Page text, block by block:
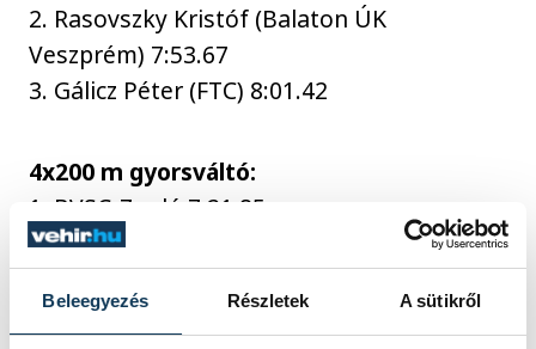
Beleegyezés Részletek A sütikről
2. Rasovszky Kristóf (Balaton ÚK
Veszprém) 7:53.67
3. Gálicz Péter (FTC) 8:01.42
4x200 m gyorsváltó:
1. BVSC-Zugló 7:21.85 perc
2. Balaton ÚK Veszprém 7:27.00
3. Kaposvári SI 7:28.85